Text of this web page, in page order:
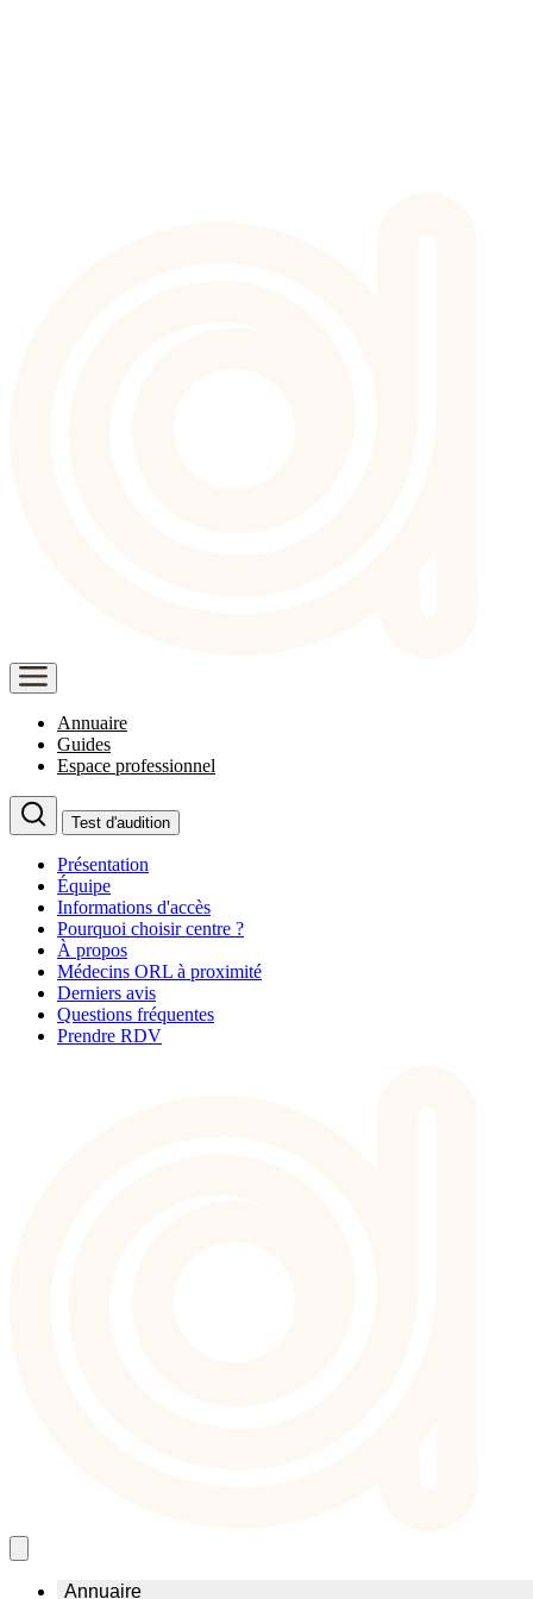
Annuaire
Guides
Espace professionnel
Test d'audition
Présentation
Équipe
Informations d'accès
Pourquoi choisir centre ?
À propos
Médecins ORL à proximité
Derniers avis
Questions fréquentes
Prendre RDV
Annuaire